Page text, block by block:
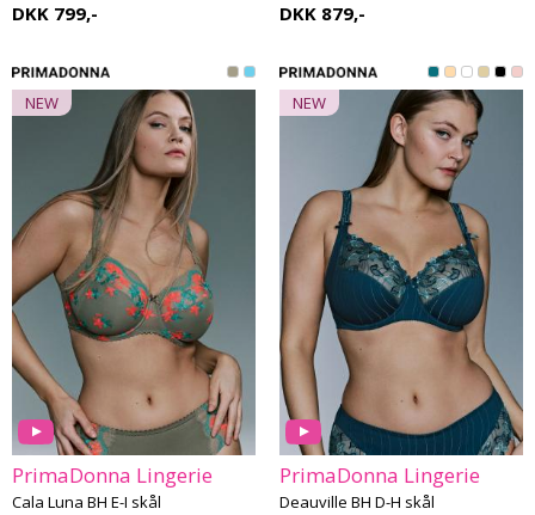
DKK 799,- DKK 879,-
NEW
PrimaDonna Lingerie
Cala Luna BH E-I skål
NEW
PrimaDonna Lingerie
Deauville BH D-H skål